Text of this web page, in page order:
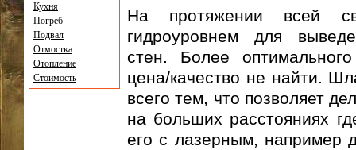
На протяжении всей
гидроуровнем для
стен. Более
цена/качество не найти.
всего тем, что позволяет
на больших расстояниях
его с лазерным, например
Кухня
Погреб
Подвал
Отмостка
Отопление
Стоимость